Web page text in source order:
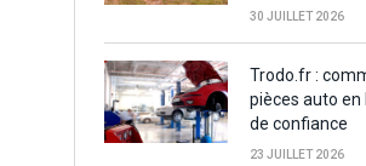
30 JUILLET 2026
Trodo.fr :
pièces auto en
de confiance
23 JUILLET 2026